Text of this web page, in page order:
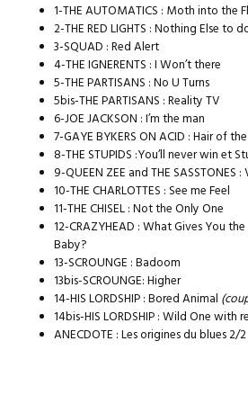
1-THE AUTOMATICS : Moth into the
2-THE RED LIGHTS : Nothing Else to
3-SQUAD : Red Alert
4-THE IGNERENTS : I Won’t there
5-THE PARTISANS : No U Turns
5bis-THE PARTISANS : Reality TV
6-JOE JACKSON : I’m the man
7-GAYE BYKERS ON ACID : Hair of
8-THE STUPIDS :You’ll never win et
9-QUEEN ZEE and THE SASSTONES
10-THE CHARLOTTES : See me Feel
11-THE CHISEL : Not the Only One
12-CRAZYHEAD : What Gives You
Baby?
13-SCROUNGE : Badoom
13bis-SCROUNGE: Higher
14-HIS LORDSHIP : Bored Animal
14bis-HIS LORDSHIP : Wild One with
ANECDOTE : Les origines du blues 2/2